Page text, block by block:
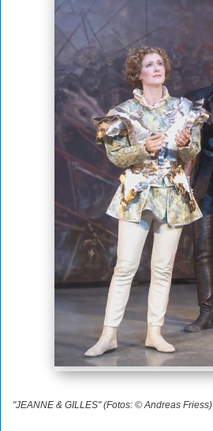
"JEANNE & GILLES" (Fotos: © Andreas Friess)